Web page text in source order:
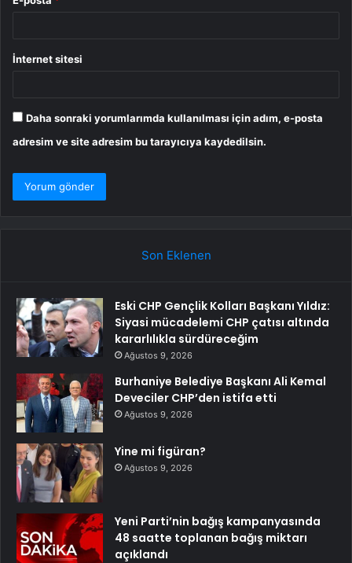
İnternet sitesi
Daha sonraki yorumlarımda kullanılması için adım, e-posta
adresim ve site adresim bu tarayıcıya kaydedilsin.
Son Eklenen
Eski CHP Gençlik Kolları Başkanı Yıldız:
Siyasi mücadelemi CHP çatısı altında
kararlılıkla sürdüreceğim
Ağustos 9, 2026
Burhaniye Belediye Başkanı Ali Kemal
Deveciler CHP’den istifa etti
Ağustos 9, 2026
Yine mi figüran?
Ağustos 9, 2026
Yeni Parti’nin bağış kampanyasında
48 saatte toplanan bağış miktarı
açıklandı